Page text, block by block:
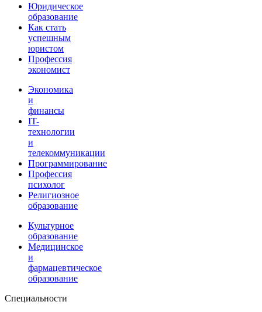
Юридическое
образование
Как стать
успешным
юристом
Профессия
экономист
Экономика
и
финансы
IT-
технологии
и
телекоммуникации
Программирование
Профессия
психолог
Религиозное
образование
Культурное
образование
Медицинское
и
фармацевтическое
образование
Специальности